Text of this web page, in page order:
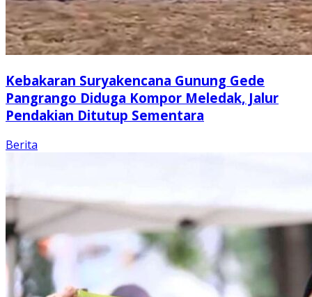
Kebakaran Suryakencana Gunung Gede
Pangrango Diduga Kompor Meledak, Jalur
Pendakian Ditutup Sementara
Berita